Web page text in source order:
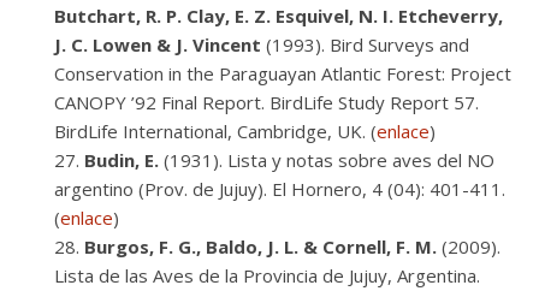
Butchart, R. P. Clay, E. Z. Esquivel, N. I. Etcheverry,
J. C. Lowen & J. Vincent (1993). Bird Surveys and
Conservation in the Paraguayan Atlantic Forest: Project
CANOPY ’92 Final Report. BirdLife Study Report 57.
BirdLife International, Cambridge, UK. (enlace)
Budin, E. (1931). Lista y notas sobre aves del NO
argentino (Prov. de Jujuy). El Hornero, 4 (04): 401-411.
(enlace)
Burgos, F. G., Baldo, J. L. & Cornell, F. M. (2009).
Lista de las Aves de la Provincia de Jujuy, Argentina.